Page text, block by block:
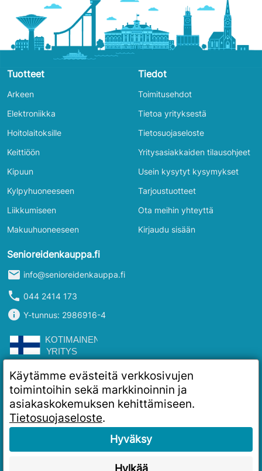
Tuotteet
Arkeen
Elektroniikka
Hoitolaitoksille
Keittiöön
Kipuun
Kylpyhuoneeseen
Liikkumiseen
Makuuhuoneeseen
Tiedot
Toimitusehdot
Tietoa yrityksestä
Tietosuojaseloste
Yritysasiakkaiden tilausohjeet
Usein kysytyt kysymykset
Tarjoustuotteet
Ota meihin yhteyttä
Kirjaudu sisään
Senioreidenkauppa.fi
mail info@senioreidenkauppa.fi
phone 044 2414 173
info Y-tunnus: 2986916-4
Käytämme evästeitä verkkosivujen
toimintoihin sekä markkinoinnin ja
asiakaskokemuksen kehittämiseen.
Tietosuojaseloste.
Hyväksy
Hylkää